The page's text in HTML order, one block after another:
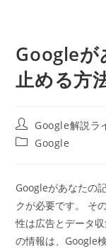
Googleが
止める方
投
稿
者:
Google解説ラ
投
テ
ゴ
リ
ー:
Google
Googleがあなたの
クが必要です。 そ
性は広告とデータ
の情報は、Google